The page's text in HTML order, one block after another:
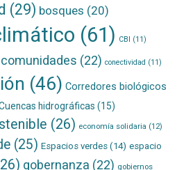
(29) bosques (20)
(61) CBI (11)
comunidades (22) conectividad (11)
(46) Corredores biológicos
hidrográficas (15)
(26) economía solidaria (12)
(25) Espacios verdes(14) espacio
gobernanza (22) gobiernos